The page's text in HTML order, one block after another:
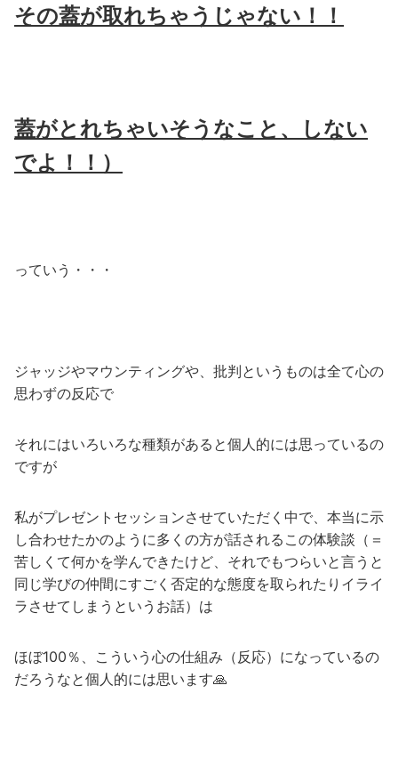
その蓋が取れちゃうじゃない！！
蓋がとれちゃいそうなこと、しない
でよ！！）
っていう・・・
ジャッジやマウンティングや、批判というものは全て心の
思わずの反応で
それにはいろいろな種類があると個人的には思っているの
ですが
私がプレゼントセッションさせていただく中で、本当に示
し合わせたかのように多くの方が話されるこの体験談（＝
苦しくて何かを学んできたけど、それでもつらいと言うと
同じ学びの仲間にすごく否定的な態度を取られたりイライ
ラさせてしまうというお話）は
ほぼ100％、こういう心の仕組み（反応）になっているの
だろうなと個人的には思います🙏